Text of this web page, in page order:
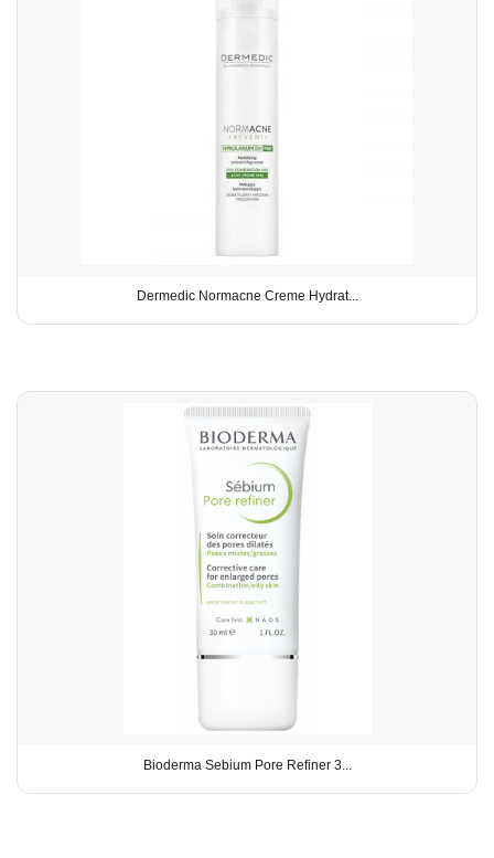
Dermedic Normacne Creme Hydrat...
Bioderma Sebium Pore Refiner 3...